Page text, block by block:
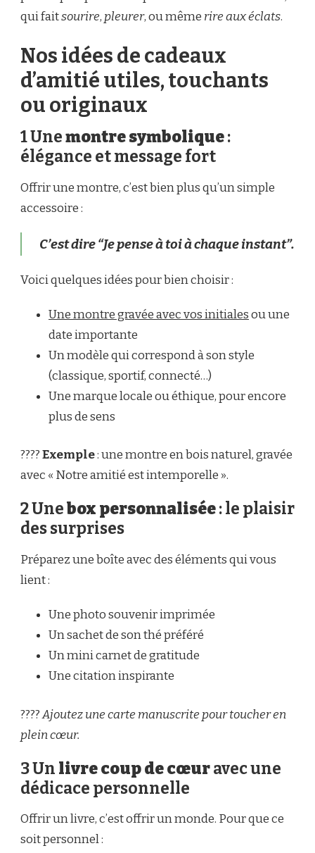
qui faitsourire, pleurer, ou même rire aux éclats.
Nos idées de cadeaux
d’amitié utiles, touchants
ou originaux
1 Unemontre symbolique:
élégance et message fort
Offrir une montre, c’est bien plus qu’un simple
accessoire :
C’est dire “Je pense à toi à chaque instant”.
Voici quelques idées pour bien choisir :
Une montre gravée avec vos initialesou une
date importante
Un modèle qui correspond à son style
(classique, sportif, connecté…)
Une marque locale ou éthique, pour encore
plus de sens
????Exemple: une montre en bois naturel, gravée
avec « Notre amitié est intemporelle ».
2 Unebox personnalisée: le plaisir
des surprises
Préparez une boîte avec des éléments qui vous
lient :
Une photo souvenir imprimée
Un sachet de son thé préféré
Un mini carnet de gratitude
Une citation inspirante
????Ajoutez une carte manuscrite pour toucher en
plein cœur.
3 Un livre coup de cœuravec une
dédicace personnelle
Offrir un livre, c’est offrir un monde. Pour que ce
soit personnel :